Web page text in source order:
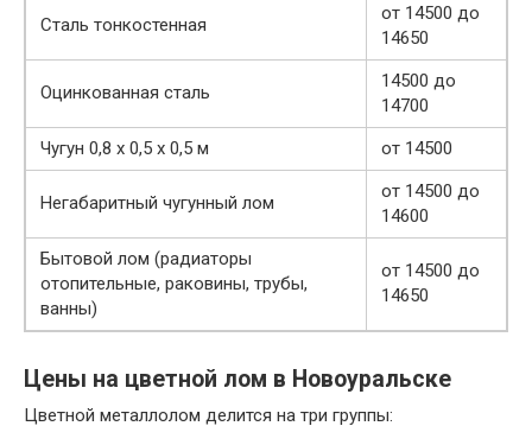
Сталь тонкостенная
от 14500 до
14650
Оцинкованная сталь
14500 до
14700
Чугун 0,8 х 0,5 х 0,5 м
от 14500
Негабаритный чугунный лом
от 14500 до
14600
Бытовой лом (радиаторы
отопительные, раковины, трубы,
ванны)
от 14500 до
14650
Цены на цветной лом в Новоуральске
Цветной металлолом делится на три группы: